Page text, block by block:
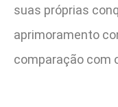
suas próprias
aprimoramento
comparação com